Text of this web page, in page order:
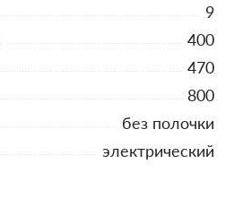
9
400
470
800
без полочки
электрический